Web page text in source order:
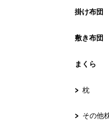
掛け布団
敷き布団
まくら
枕
その他